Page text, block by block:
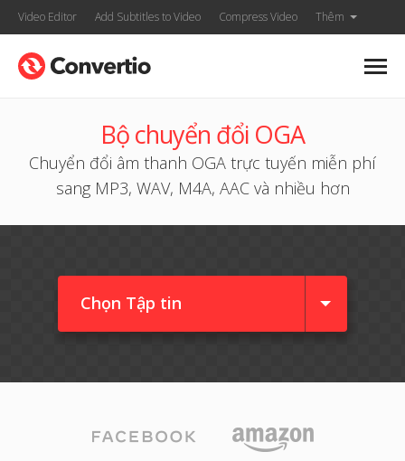
Video Editor Add Subtitles to Video Compress Video Thêm
Bộ chuyển đổi OGA
Chuyển đổi âm thanh OGA trực tuyến miễn phí
sang MP3, WAV, M4A, AAC và nhiều hơn
Chọn Tập tin